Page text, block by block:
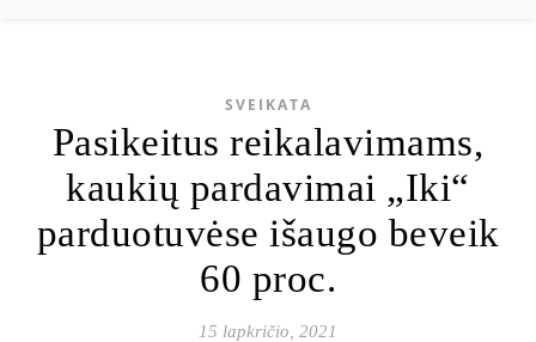
SVEIKATA
Pasikeitus reikalavimams,
kaukių pardavimai „Iki“
parduotuvėse išaugo beveik
60 proc.
15 lapkričio, 2021